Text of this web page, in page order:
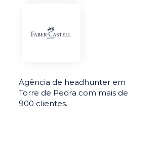
Agência de headhunter em
Torre de Pedra com mais de
900 clientes.